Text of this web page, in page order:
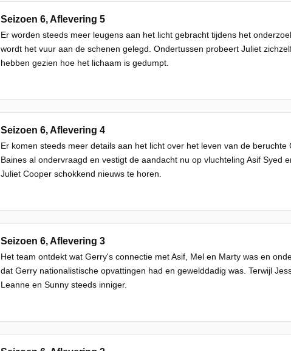
Seizoen 6, Aflevering 5
Er worden steeds meer leugens aan het licht gebracht tijdens het
wordt het vuur aan de schenen gelegd. Ondertussen probeert Juliet
hebben gezien hoe het lichaam is gedumpt.
Seizoen 6, Aflevering 4
Er komen steeds meer details aan het licht over het leven van de
Baines al ondervraagd en vestigt de aandacht nu op vluchteling Asif Syed
Juliet Cooper schokkend nieuws te horen.
Seizoen 6, Aflevering 3
Het team ontdekt wat Gerry's connectie met Asif, Mel en Marty was en
dat Gerry nationalistische opvattingen had en gewelddadig was. Terwijl
Leanne en Sunny steeds inniger.